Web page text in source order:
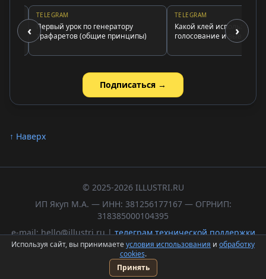
‹
TELEGRAM
Первый урок по генератору
трафаретов (общие принципы)
TELEGRAM
Какой клей использовать:
голосование и выводы
›
Подписаться →
↑ Наверх
© 2025-2026 ILLUSTRI.RU
ИП Якуп М.А. — ИНН: 381256177167 — ОГРНИП:
318385000104395
e-mail: hello@illustri.ru |телеграм технической поддержки
Политика обработки персональных данных
Пользовательское соглашение
Используя сайт, вы принимаетеусловия использования и обработку
cookies.
Принять